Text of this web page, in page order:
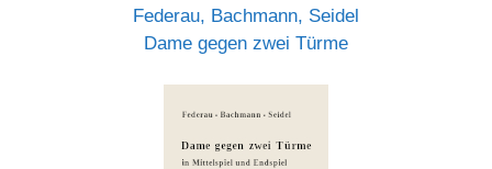
Federau, Bachmann, Seidel
Dame gegen zwei Türme